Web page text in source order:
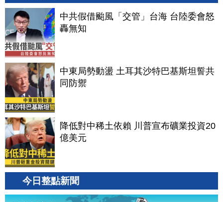
中共假借颱風「交管」台海 台陸委會怒
轟無知
中東局勢動盪 土耳其沙特巴基斯坦誓共
同防禦
降低對中稀土依賴 川普宣布礦業投資20
億美元
今日整點新聞